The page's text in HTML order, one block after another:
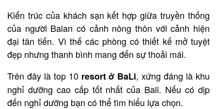
Kiến ​​trúc của khách sạn kết hợp giữa truyền thống
của người Balan có cảnh nông thôn với cảnh hiện
đại tân tiến. Vì thế các phòng có thiết kế mở tuyệt
đẹp nhưng thanh bình mang đến sự thoải mái.
Trên đây là top 10 resort ở BaLi, xứng đáng là khu
nghỉ dưỡng cao cấp tốt nhất của Bali. Nếu có dịp
đến nghỉ dưỡng bạn có thể tìm hiểu lựa chọn.